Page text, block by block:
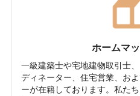
ホームマ
一級建築士や宅地建物取引士
ディネーター、住宅営業、お
ーが在籍しております。私た